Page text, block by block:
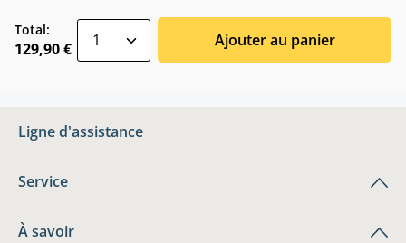
Total:
129,90 € Ajouter au panier
Ligne d'assistance
Service
À savoir